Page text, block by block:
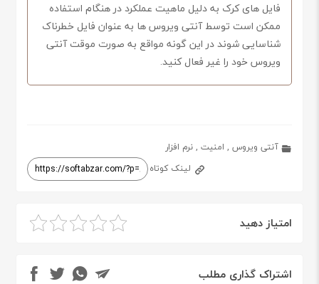
فایل های کرک به دلیل ماهیت عملکرد در هنگام استفاده
ممکن است توسط آنتی ویروس ها به عنوان فایل خطرناک
شناسایی شوند در این گونه مواقع به صورت موقت آنتی
ویروس خود را غیر فعال کنید.
آنتی ویروس , امنیت ,نرم افزار
لینک کوتاه
امتیاز دهید
اشتراک گذاری مطلب